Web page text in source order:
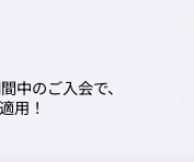
中のご入会で、
用！